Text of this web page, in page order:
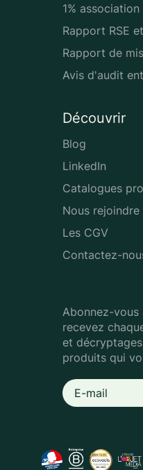
1% association
Rapport RSE
Rapport de
Avis d'audit
Découvrir
Blog
LinkedIn
Catalogues pro
Nous rejoindre
Les CGV
Contactez-
Abonnez-vous
recevez
et
produits qui